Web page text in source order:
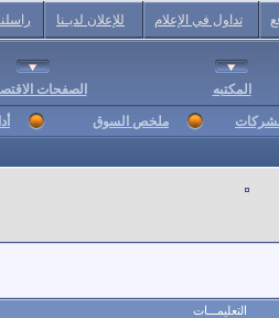
تداول في الإعلام للإعلان لديـنا
المكتبه الصفحات
ملخص السوق
التعليمـــات